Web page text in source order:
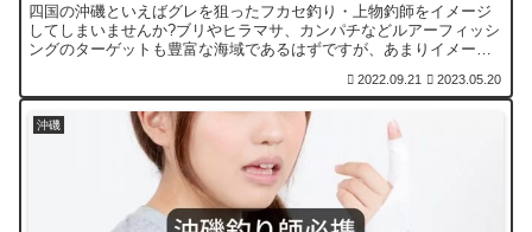
四国の沖磯といえばグレを狙ったフカセ釣り・上物釣師をイメージ
してしまいませんか?ブリやヒラマサ、カンパチなどルアーフィッシ
ングのターゲットも豊富な海域であるはずですが、あまりイメージ
2022.09.21 2023.05.20
沖磯